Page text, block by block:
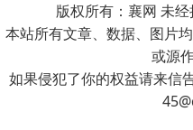
版权所有：襄网 未
本站所有文章、数据、图片
或源
如果侵犯了你的权益请来信